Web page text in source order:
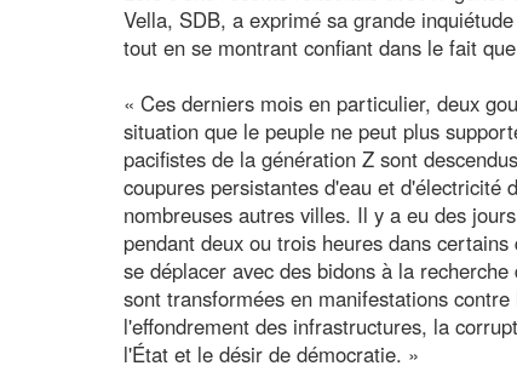
Vella, SDB, a exprimé sa grande
tout en se montrant confiant dans le fait
« Ces derniers mois en particulier, deux
situation que le peuple ne peut plus
pacifistes de la génération Z sont
coupures persistantes d'eau et d'électricité
nombreuses autres villes. Il y a eu des
pendant deux ou trois heures dans
se déplacer avec des bidons à la
sont transformées en manifestations
l'effondrement des infrastructures, la
l'État et le désir de démocratie. »